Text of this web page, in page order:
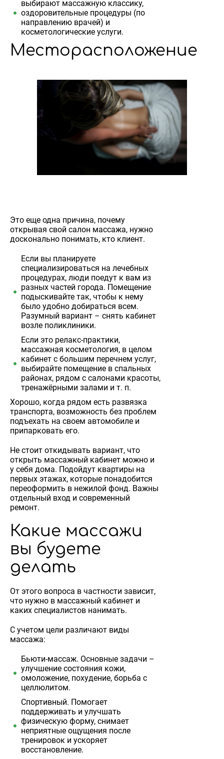
выбирают массажную классику,
оздоровительные процедуры (по
направлению врачей) и
косметологические услуги.
Месторасположение
Это еще одна причина, почему
открывая свой салон массажа, нужно
досконально понимать, кто клиент.
Если вы планируете
специализироваться на лечебных
процедурах, люди поедут к вам из
разных частей города. Помещение
подыскивайте так, чтобы к нему
было удобно добираться всем.
Разумный вариант – снять кабинет
возле поликлиники.
Если это релакс-практики,
массажная косметология, в целом
кабинет с большим перечнем услуг,
выбирайте помещение в спальных
районах, рядом с салонами красоты,
тренажёрными залами и т. п.
Хорошо, когда рядом есть развязка
транспорта, возможность без проблем
подъехать на своем автомобиле и
припарковать его.
Не стоит откидывать вариант, что
открыть массажный кабинет можно и
у себя дома. Подойдут квартиры на
первых этажах, которые понадобится
переоформить в нежилой фонд. Важны
отдельный вход и современный
ремонт.
Какие массажи
вы будете
делать
От этого вопроса в частности зависит,
что нужно в массажный кабинет и
каких специалистов нанимать.
С учетом цели различают виды
массажа:
Бьюти-массаж. Основные задачи –
улучшение состояния кожи,
омоложение, похудение, борьба с
целлюлитом.
Спортивный. Помогает
поддерживать и улучшать
физическую форму, снимает
неприятные ощущения после
тренировок и ускоряет
восстановление.